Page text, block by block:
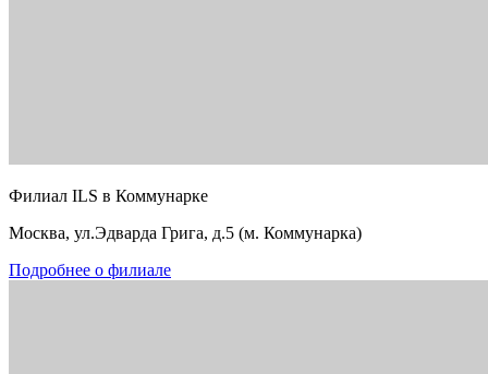
Филиал ILS в Коммунарке
Москва, ул.Эдварда Грига, д.5 (м. Коммунарка)
Подробнее о филиале